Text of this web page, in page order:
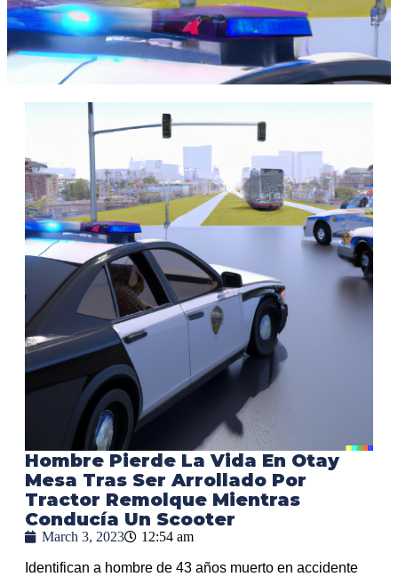
Hombre Pierde La Vida En Otay
Mesa Tras Ser Arrollado Por
Tractor Remolque Mientras
Conducía Un Scooter
March 3, 2023 12:54 am
Identifican a hombre de 43 años muerto en accidente